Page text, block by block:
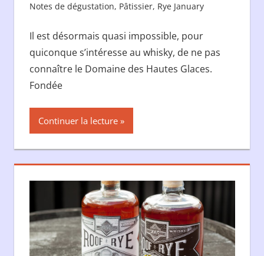
Notes de dégustation, Pâtissier, Rye January
Il est désormais quasi impossible, pour
quiconque s’intéresse au whisky, de ne pas
connaître le Domaine des Hautes Glaces.
Fondée
Continuer la lecture